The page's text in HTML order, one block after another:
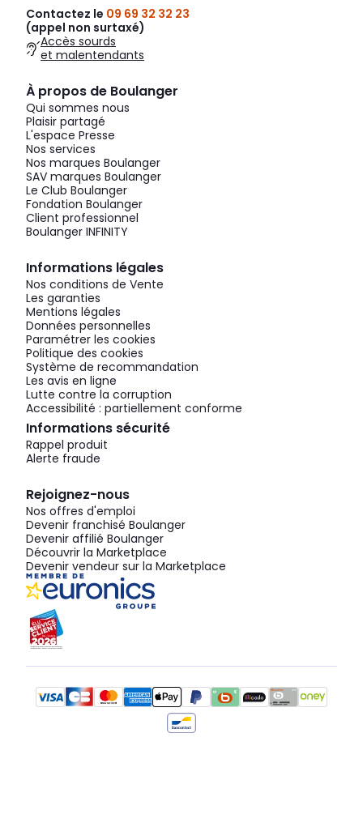
Contactez le 09 69 32 32 23
(appel non surtaxé)
Accès sourds
et malentendants
À propos de Boulanger
Qui sommes nous
Plaisir partagé
L'espace Presse
Nos services
Nos marques Boulanger
SAV marques Boulanger
Le Club Boulanger
Fondation Boulanger
Client professionnel
Boulanger INFINITY
Informations légales
Nos conditions de Vente
Les garanties
Mentions légales
Données personnelles
Paramétrer les cookies
Politique des cookies
Système de recommandation
Les avis en ligne
Lutte contre la corruption
Accessibilité : partiellement conforme
Informations sécurité
Rappel produit
Alerte fraude
Rejoignez-nous
Nos offres d'emploi
Devenir franchisé Boulanger
Devenir affilié Boulanger
Découvrir la Marketplace
Devenir vendeur sur la Marketplace